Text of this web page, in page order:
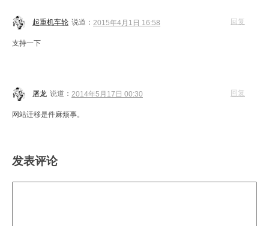
起重机车轮 说道： 2015年4月1日 16:58
支持一下
回复
屠龙 说道： 2014年5月17日 00:30
网站迁移是件麻烦事。
回复
发表评论